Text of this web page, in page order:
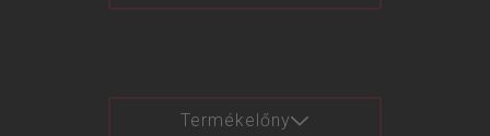
Termékelőny